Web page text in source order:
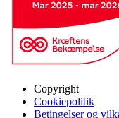
Copyright
Cookiepolitik
Betingelser og